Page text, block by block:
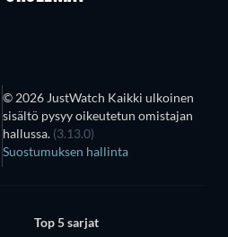
© 2026 JustWatch Kaikki ulkoinen
sisältö pysyy oikeutetun omistajan
hallussa. (3.13.0)
Suostumuksen hallinta
Top 5 sarjat